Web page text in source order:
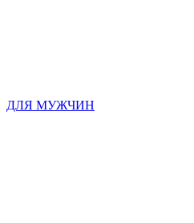
ДЛЯ МУЖЧИН